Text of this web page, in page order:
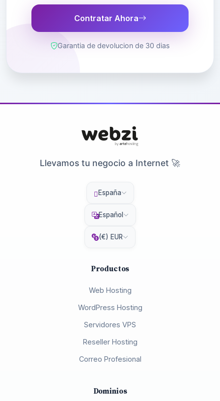
Contratar Ahora
Garantia de devolucion de 30 dias
Llevamos tu negocio a Internet 🚀
España
Español
(€) EUR
Productos
Web Hosting
WordPress Hosting
Servidores VPS
Reseller Hosting
Correo Profesional
Dominios